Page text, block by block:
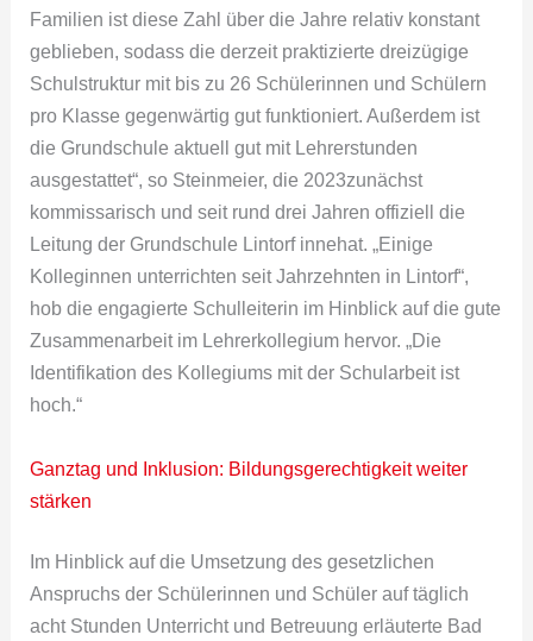
Familien ist diese Zahl über die Jahre relativ konstant
geblieben, sodass die derzeit praktizierte dreizügige
Schulstruktur mit bis zu 26 Schülerinnen und Schülern
pro Klasse gegenwärtig gut funktioniert. Außerdem ist
die Grundschule aktuell gut mit Lehrerstunden
ausgestattet“, so Steinmeier, die 2023zunächst
kommissarisch und seit rund drei Jahren offiziell die
Leitung der Grundschule Lintorf innehat. „Einige
Kolleginnen unterrichten seit Jahrzehnten in Lintorf“,
hob die engagierte Schulleiterin im Hinblick auf die gute
Zusammenarbeit im Lehrerkollegium hervor. „Die
Identifikation des Kollegiums mit der Schularbeit ist
hoch.“
Ganztag und Inklusion: Bildungsgerechtigkeit weiter
stärken
Im Hinblick auf die Umsetzung des gesetzlichen
Anspruchs der Schülerinnen und Schüler auf täglich
acht Stunden Unterricht und Betreuung erläuterte Bad